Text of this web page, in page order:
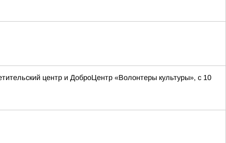
центр и ДоброЦентр «Волонтеры культуры», с 10